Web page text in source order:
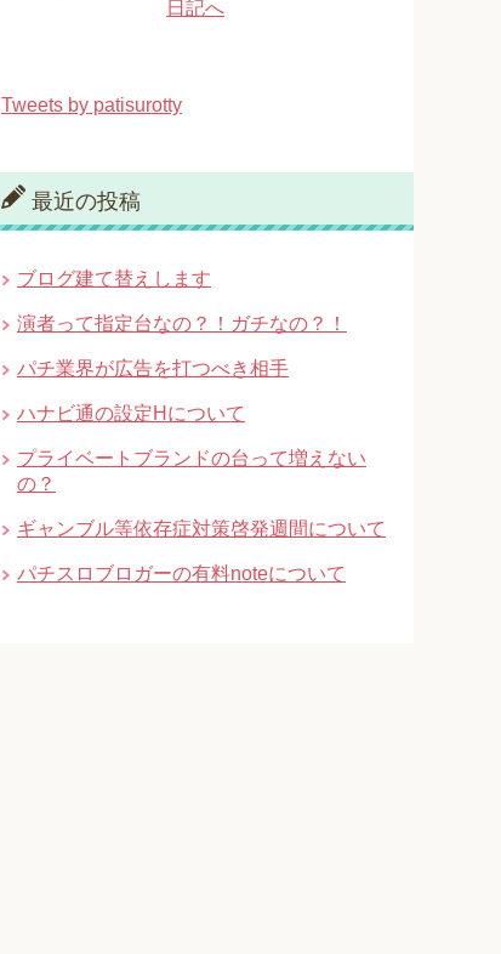
Tweets by patisurotty
最近の投稿
ブログ建て替えします
演者って指定台なの？！ガチなの？！
パチ業界が広告を打つべき相手
ハナビ通の設定Hについて
プライベートブランドの台って増えない
の？
ギャンブル等依存症対策啓発週間について
パチスロブロガーの有料noteについて